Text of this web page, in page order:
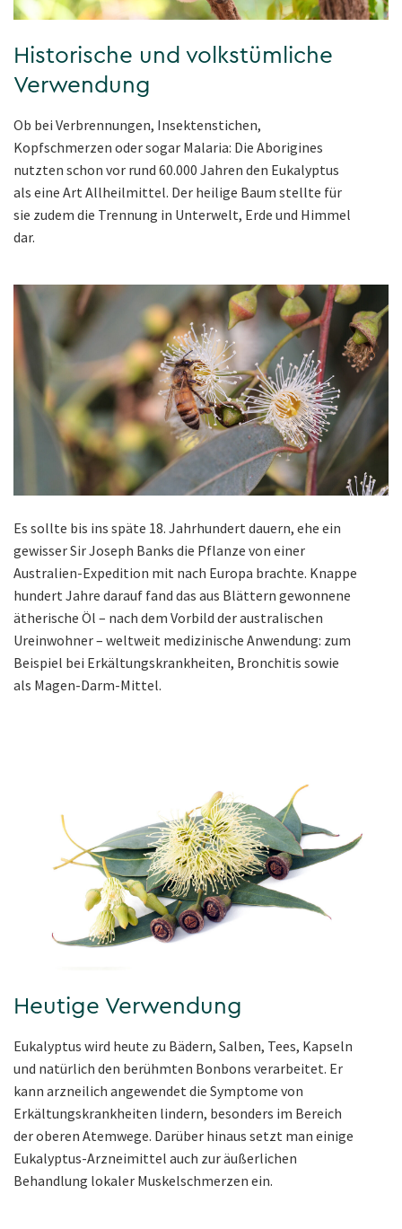
Historische und volkstümliche
Verwendung
Ob bei Verbrennungen, Insektenstichen,
Kopfschmerzen oder sogar Malaria: Die Aborigines
nutzten schon vor rund 60.000 Jahren den Eukalyptus
als eine Art Allheilmittel. Der heilige Baum stellte für
sie zudem die Trennung in Unterwelt, Erde und Himmel
dar.
Es sollte bis ins späte 18. Jahrhundert dauern, ehe ein
gewisser Sir Joseph Banks die Pflanze von einer
Australien-Expedition mit nach Europa brachte. Knappe
hundert Jahre darauf fand das aus Blättern gewonnene
ätherische Öl – nach dem Vorbild der australischen
Ureinwohner – weltweit medizinische Anwendung: zum
Beispiel bei Erkältungskrankheiten, Bronchitis sowie
als Magen-Darm-Mittel.
Heutige Verwendung
Eukalyptus wird heute zu Bädern, Salben, Tees, Kapseln
und natürlich den berühmten Bonbons verarbeitet. Er
kann arzneilich angewendet die Symptome von
Erkältungskrankheiten lindern, besonders im Bereich
der oberen Atemwege. Darüber hinaus setzt man einige
Eukalyptus-Arzneimittel auch zur äußerlichen
Behandlung lokaler Muskelschmerzen ein.